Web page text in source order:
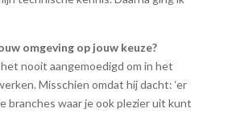
omgeving op jouw keuze?
nooit aangemoedigd om in het
Misschien omdat hij dacht: ‘er
branches waar je ook plezier uit kunt